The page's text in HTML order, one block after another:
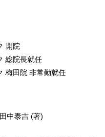
開院
総院長就任
梅田院 非常勤就任
中泰吉 (著)